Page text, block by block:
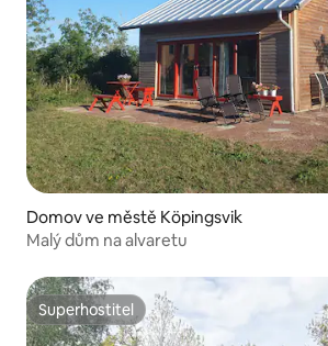
Domov ve městě Köpingsvik
Malý dům na alvaretu
Superhostitel
Superhostitel